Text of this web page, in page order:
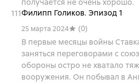
получается не очень хорошо.
111Филипп Голиков. Эпизод 1
25 марта 2024
(0)
В первые месяцы войны
заняться переговорами с
обороны остро не хватало
вооружения. Он побывал в